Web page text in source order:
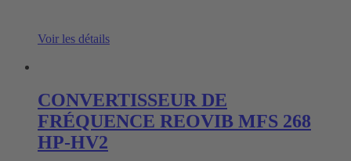
Voir les détails
CONVERTISSEUR DE
FRÉQUENCE REOVIB MFS 268
HP-HV2